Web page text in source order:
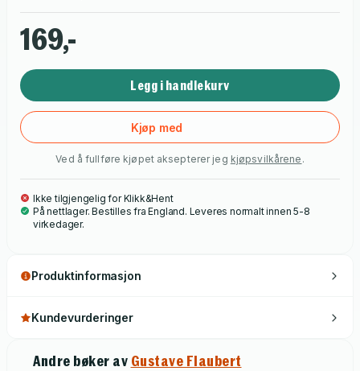
169,-
Legg i handlekurv
Kjøp med
Ved å fullføre kjøpet aksepterer jeg kjøpsvilkårene .
Ikke tilgjengelig for Klikk&Hent
På nettlager. Bestilles fra England. Leveres normalt innen 5-8
virkedager.
Produktinformasjon
Kundevurderinger
Andre bøker av Gustave Flaubert